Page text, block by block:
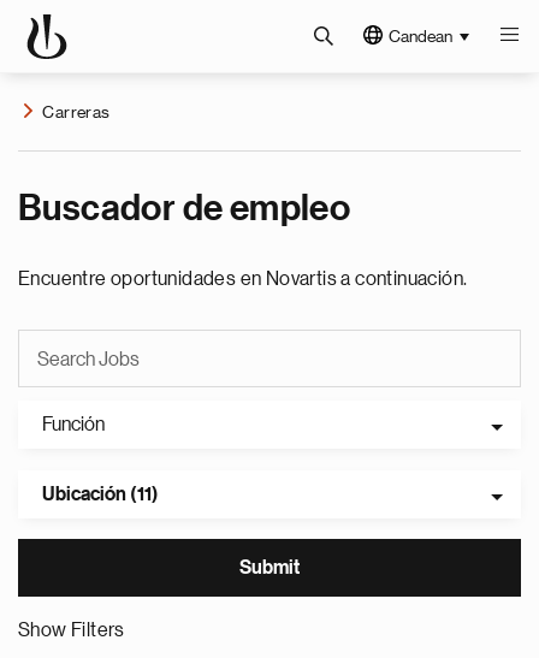
Candean
Carreras
Buscador de empleo
Encuentre oportunidades en Novartis a continuación.
Función
Ubicación (11)
Show Filters